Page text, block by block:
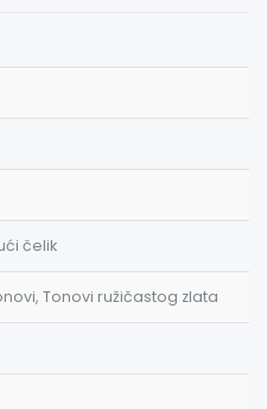
čelik
Tonovi ružičastog zlata